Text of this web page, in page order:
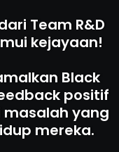
Team R&D
kejayaan!
Black
positif
yang
mereka.